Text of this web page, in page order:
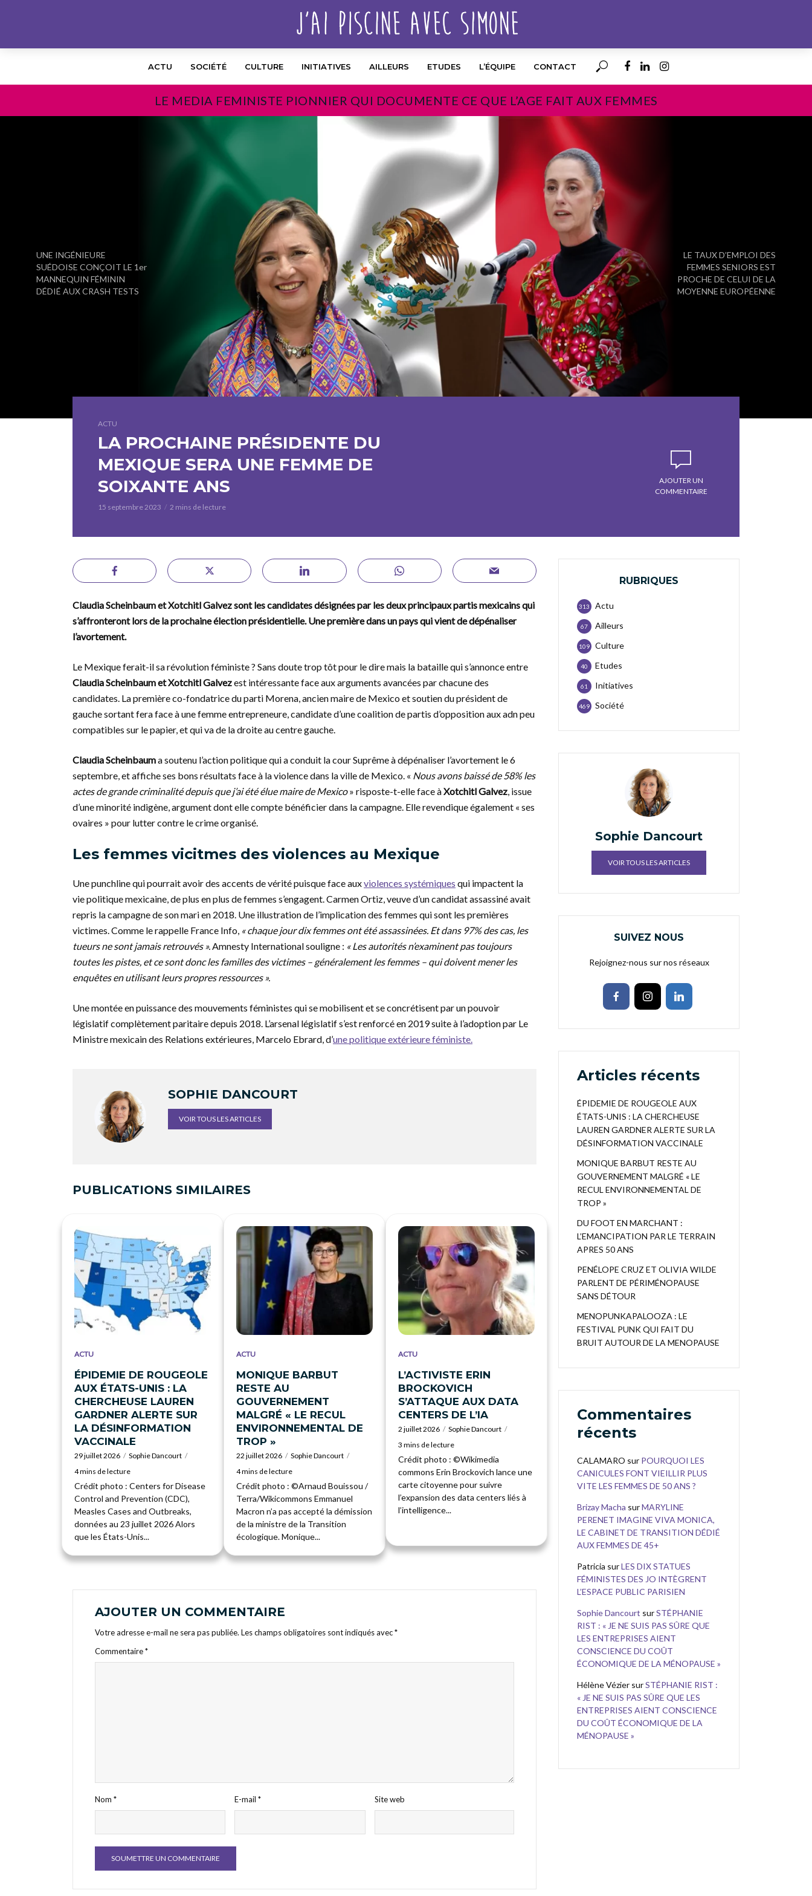
ACTU SOCIÉTÉ CULTURE INITIATIVES AILLEURS ETUDES L’ÉQUIPE CONTACT
LE MEDIA FEMINISTE PIONNIER QUI DOCUMENTE CE QUE L’AGE FAIT AUX FEMMES
UNE INGÉNIEURE
SUÉDOISE CONÇOIT LE 1er
MANNEQUIN FÉMININ
DÉDIÉ AUX CRASH TESTS
LE TAUX D’EMPLOI DES
FEMMES SENIORS EST
PROCHE DE CELUI DE LA
MOYENNE EUROPÉENNE
ACTU
LA PROCHAINE PRÉSIDENTE DU
MEXIQUE SERA UNE FEMME DE
SOIXANTE ANS
15 septembre 2023 2 mins de lecture
AJOUTER UN
COMMENTAIRE
Claudia Scheinbaum et Xotchitl Galvez sont les candidates désignées par les deux principaux partis mexicains qui
s’affronteront lors de la prochaine élection présidentielle. Une première dans un pays qui vient de dépénaliser
l’avortement.
Le Mexique ferait-il sa révolution féministe ? Sans doute trop tôt pour le dire mais la bataille qui s’annonce entre
Claudia Scheinbaum et Xotchitl Galvezest intéressante face aux arguments avancées par chacune des
candidates. La première co-fondatrice du parti Morena, ancien maire de Mexico et soutien du président de
gauche sortant fera face à une femme entrepreneure, candidate d’une coalition de partis d’opposition aux adn peu
compatibles sur le papier, et qui va de la droite au centre gauche.
Claudia Scheinbauma soutenu l’action politique qui a conduit la cour Suprême à dépénaliser l’avortement le 6
septembre, et affiche ses bons résultats face à la violence dans la ville de Mexico. « Nous avons baissé de 58% les
actes de grande criminalité depuis que j’ai été élue maire de Mexico» risposte-t-elle face àXotchitl Galvez, issue
d’une minorité indigène, argument dont elle compte bénéficier dans la campagne. Elle revendique également « ses
ovaires » pour lutter contre le crime organisé.
Les femmes vicitmes des violences au Mexique
Une punchline qui pourrait avoir des accents de vérité puisque face auxviolences systémiques qui impactent la
vie politique mexicaine, de plus en plus de femmes s’engagent. Carmen Ortiz, veuve d’un candidat assassiné avait
repris la campagne de son mari en 2018. Une illustration de l’implication des femmes qui sont les premières
victimes. Comme le rappelle France Info, « chaque jour dix femmes ont été assassinées. Et dans 97% des cas, les
tueurs ne sont jamais retrouvés ».Amnesty International souligne : « Les autorités n’examinent pas toujours
toutes les pistes, et ce sont donc les familles des victimes – généralement les femmes – qui doivent mener les
enquêtes en utilisant leurs propres ressources ».
Une montée en puissance des mouvements féministes qui se mobilisent et se concrétisent par un pouvoir
législatif complètement paritaire depuis 2018. L’arsenal législatif s’est renforcé en 2019 suite à l’adoption par Le
Ministre mexicain des Relations extérieures, Marcelo Ebrard, d’une politique extérieure féministe.
SOPHIE DANCOURT
VOIR TOUS LES ARTICLES
PUBLICATIONS SIMILAIRES
ACTU
ÉPIDEMIE DE ROUGEOLE
AUX ÉTATS-UNIS : LA
CHERCHEUSE LAUREN
GARDNER ALERTE SUR
LA DÉSINFORMATION
VACCINALE
29 juillet 2026
Sophie Dancourt
4 mins de lecture
Crédit photo : Centers for Disease
Control and Prevention (CDC),
Measles Cases and Outbreaks,
données au 23 juillet 2026 Alors
que les États-Unis...
ACTU
MONIQUE BARBUT
RESTE AU
GOUVERNEMENT
MALGRÉ « LE RECUL
ENVIRONNEMENTAL DE
TROP »
22 juillet 2026
Sophie Dancourt
4 mins de lecture
Crédit photo : ©Arnaud Bouissou /
Terra/Wikicommons Emmanuel
Macron n’a pas accepté la démission
de la ministre de la Transition
écologique. Monique...
ACTU
L’ACTIVISTE ERIN
BROCKOVICH
S’ATTAQUE AUX DATA
CENTERS DE L’IA
2 juillet 2026
Sophie Dancourt
3 mins de lecture
Crédit photo : ©Wikimedia
commons Erin Brockovich lance une
carte citoyenne pour suivre
l’expansion des data centers liés à
l’intelligence...
AJOUTER UN COMMENTAIRE
Votre adresse e-mail ne sera pas publiée. Les champs obligatoires sont indiqués avec*
Commentaire*
Nom * E-mail* Site web
RUBRIQUES
Actu
313
Ailleurs
67
Culture
109
Etudes
40
Initiatives
61
Société
469
Sophie Dancourt
VOIR TOUS LES ARTICLES
SUIVEZ NOUS
Rejoignez-nous sur nos réseaux
Articles récents
ÉPIDEMIE DE ROUGEOLE AUX
ÉTATS-UNIS : LA CHERCHEUSE
LAUREN GARDNER ALERTE SUR LA
DÉSINFORMATION VACCINALE
MONIQUE BARBUT RESTE AU
GOUVERNEMENT MALGRÉ « LE
RECUL ENVIRONNEMENTAL DE
TROP »
DU FOOT EN MARCHANT :
L’EMANCIPATION PAR LE TERRAIN
APRES 50 ANS
PENÉLOPE CRUZ ET OLIVIA WILDE
PARLENT DE PÉRIMÉNOPAUSE
SANS DÉTOUR
MENOPUNKAPALOOZA : LE
FESTIVAL PUNK QUI FAIT DU
BRUIT AUTOUR DE LA MENOPAUSE
Commentaires
récents
CALAMARO sur POURQUOI LES
CANICULES FONT VIEILLIR PLUS
VITE LES FEMMES DE 50 ANS ?
Brizay Macha surMARYLINE
PERENET IMAGINE VIVA MONICA,
LE CABINET DE TRANSITION DÉDIÉ
AUX FEMMES DE 45+
Patricia surLES DIX STATUES
FÉMINISTES DES JO INTÈGRENT
L’ESPACE PUBLIC PARISIEN
Sophie Dancourt surSTÉPHANIE
RIST : « JE NE SUIS PAS SÛRE QUE
LES ENTREPRISES AIENT
CONSCIENCE DU COÛT
ÉCONOMIQUE DE LA MÉNOPAUSE »
Hélène Vézier surSTÉPHANIE RIST :
« JE NE SUIS PAS SÛRE QUE LES
ENTREPRISES AIENT CONSCIENCE
DU COÛT ÉCONOMIQUE DE LA
MÉNOPAUSE »